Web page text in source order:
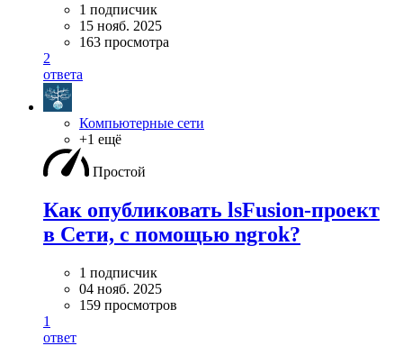
1 подписчик
15 нояб. 2025
163 просмотра
2
ответа
Компьютерные сети
+1 ещё
Простой
Как опубликовать lsFusion-проект
в Сети, с помощью ngrok?
1 подписчик
04 нояб. 2025
159 просмотров
1
ответ